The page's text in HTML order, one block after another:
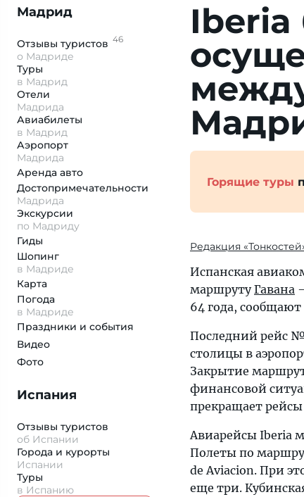
Мадрид
Отзывы туристов 46
о Мадриде
Туры
в Мадрид
Отели
Мадрида
Авиабилеты
в Мадрид
Аэропорт
Мадрида
Аренда авто
Достопримеча­тельности
Мадрида
Экскурсии
по Мадриду
Гиды
Шопинг
в Мадриде
Карта
Погода
в Мадриде
Праздники и события
Видео
Фото
Испания
Отзывы туристов
об Испании
Города и курорты
Испании
Туры
в Испанию
Iberia
Горящие туры
Редакция
Испанская
маршрутуГавана
64 года,
Последний рейс
столицы в
Закрытие
финансовой
прекращает
Авиарейсы Iberia
Полеты по
de Aviaciоn. При
еще три.